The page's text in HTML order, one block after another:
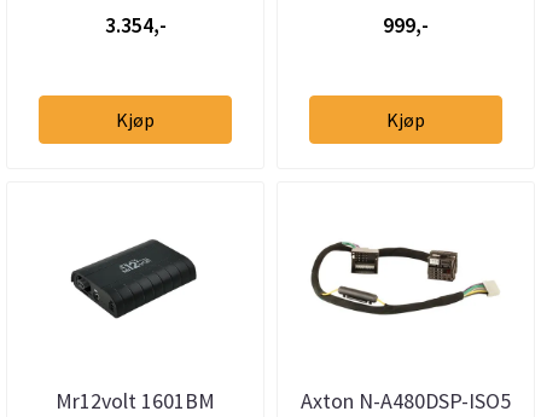
3.354,-
Kjøp
999,-
Kjøp
Mr12volt 1601BM
Axton N-A480DSP-ISO5